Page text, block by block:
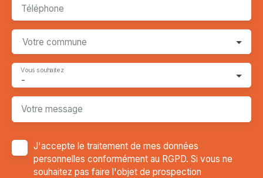
Téléphone
Votre commune
-
Vous souhaitez
Votre message
J'accepte le traitement de mes données
personnelles conformément au RGPD. Si vous ne
souhaitez pas faire l'objet de prospection